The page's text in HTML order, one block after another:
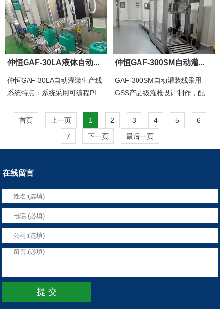
升降方式，多点高度定位，可适
用各种不同高度包装桶；耐腐蚀
防尘装置，保护设备轴承...
合的液体物料灌装，系统采用禁
止A/B两种灌枪同时启动保护功
能，防止A/B灌枪同时启动，...
仲恒GAF-30LA液体自动...
仲恒GAF-30LA自动灌装生产线
系统特点：系统采用可编程PLC
可靠；自动输送、自动定位、自
动灌装、自动上盖拧盖；灌枪整
体工艺制作，杜绝滴漏、...
仲恒GAF-300SM自动灌...
GAF-300SM自动灌装线采用
GSS产品级灌枪设计制作，配置
现灌装作业大、中、小、微量控
制一气呵成，达到灌装准确，快
速，灌装无滴漏，防飞溅，不...
首页 上一页 1 2 3 4 5
6
7
下一页 最后一页
在线留言